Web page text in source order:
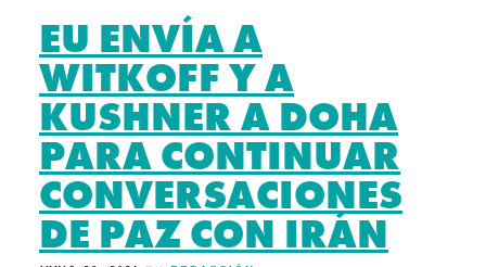
EU ENVÍA A
WITKOFF Y A
KUSHNER A DOHA
PARA CONTINUAR
CONVERSACIONES
DE PAZ CON IRÁN